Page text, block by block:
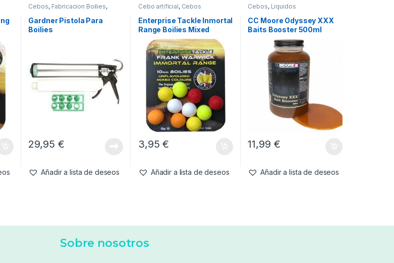
Cebos, Fabricacion Boilies,
Gardner Pistola Para
Boilies
29,95 €
Añadir a lista de deseos
Cebo artificial, Cebos
Enterprise Tackle Inmortal
Range Boilies Mixed
Colour 10mm
3,95€
Añadir a lista de deseos
Cebos, Liquidos
CC Moore Odyssey XXX
Baits Booster 500ml
11,99 €
Añadir a lista de deseos
Sobre nosotros